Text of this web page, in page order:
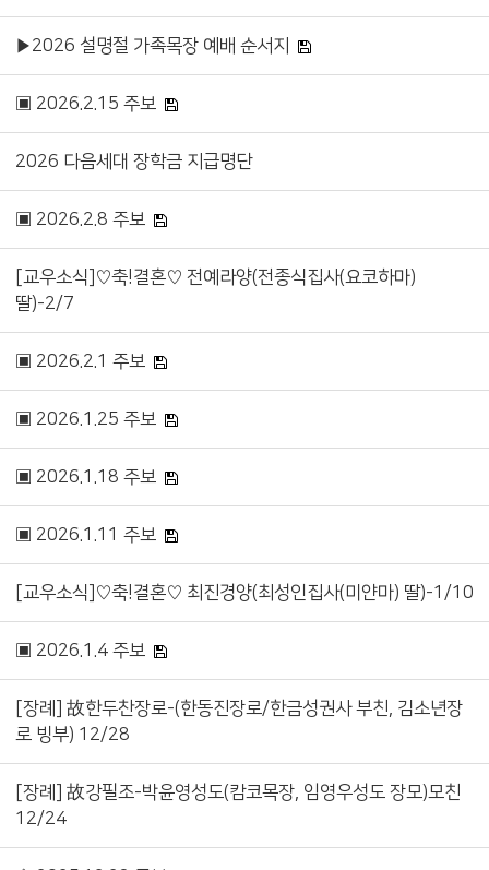
▶2026 설명절 가족목장 예배 순서지
▣ 2026.2.15 주보
2026 다음세대 장학금 지급명단
▣ 2026.2.8 주보
[교우소식]♡축!결혼♡ 전예라양(전종식집사(요코하마)
딸)-2/7
▣ 2026.2.1 주보
▣ 2026.1.25 주보
▣ 2026.1.18 주보
▣ 2026.1.11 주보
[교우소식]♡축!결혼♡ 최진경양(최성인집사(미얀마) 딸)-1/10
▣ 2026.1.4 주보
[장례] 故한두찬장로-(한동진장로/한금성권사 부친, 김소년장
로 빙부) 12/28
[장례] 故강필조-박윤영성도(캄코목장, 임영우성도 장모)모친
12/24